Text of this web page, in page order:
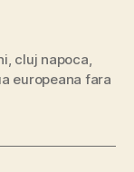
, cluj napoca,
europeana fara